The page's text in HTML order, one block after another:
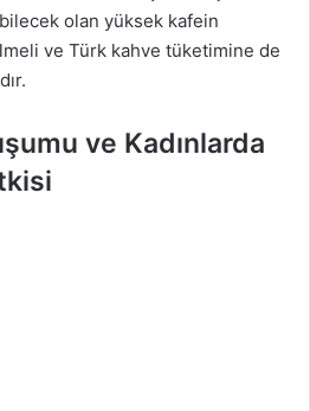
olan yüksek kafein
ve Türk kahve tüketimine de
ve Kadınlarda